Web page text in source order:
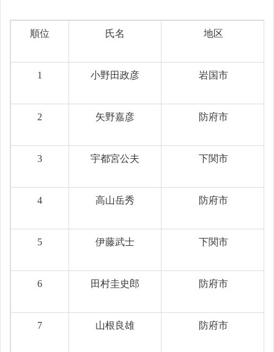
順位 氏名 地区
1 小野田政彦 岩国市
2 矢野嘉彦 防府市
3 宇都宮公夫 下関市
4 高山岳秀 防府市
5 伊藤武士 下関市
6 田村圭史郎 防府市
7 山根良雄 防府市